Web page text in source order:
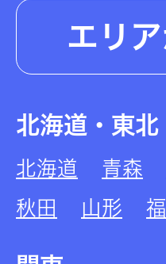
エリ
北海道・東北
北海道 青森
秋田
山形